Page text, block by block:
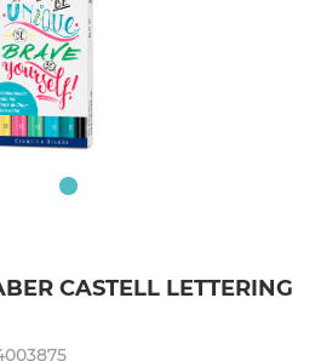
CASTELL LETTERING